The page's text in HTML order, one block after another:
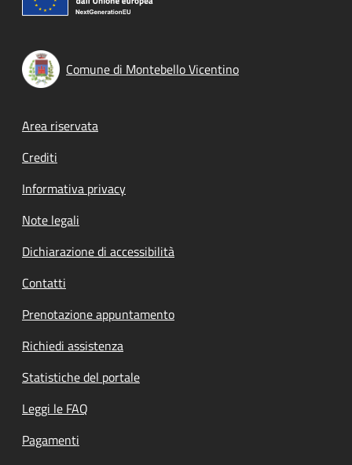
Comune di Montebello Vicentino
Footer menu
Area riservata
Crediti
Informativa privacy
Note legali
Dichiarazione di accessibilità
Contatti
Prenotazione appuntamento
Richiedi assistenza
Statistiche del portale
Leggi le FAQ
Pagamenti